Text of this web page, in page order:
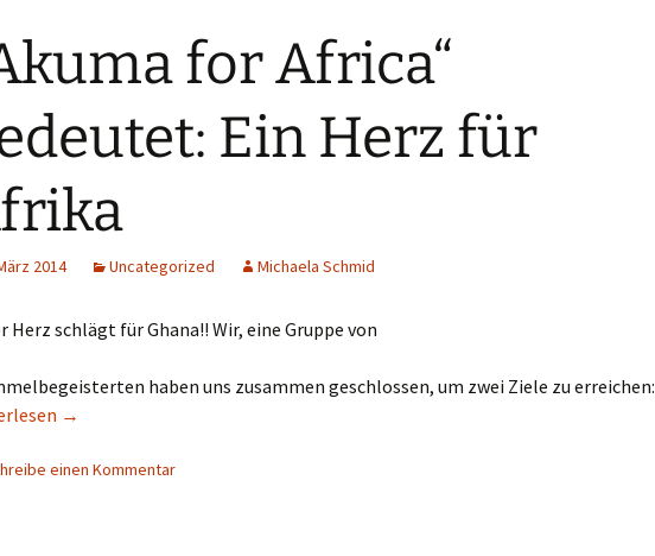
Veranstaltungsorte
for Africa“
Ein Herz für
2014 Uncategorized Michaela Schmid
Herz schlägt für Ghana!! Wir, eine Gruppe von
haben uns zusammen geschlossen, um zwei Ziele zu erreichen:
for Africa“ bedeutet: Ein Herz für Afrika
→
einen Kommentar